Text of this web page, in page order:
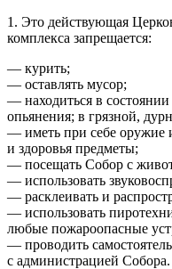
1. Это действующая
комплекса запрещается:
— курить;
— оставлять мусор;
— находиться в состоянии
опьянения; в грязной,
— иметь при себе оружие
и здоровья предметы;
— посещать Собор с
— использовать
— расклеивать и
— использовать
любые пожароопасные
— проводить
с администрацией Собора.